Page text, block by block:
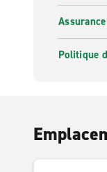
Politique